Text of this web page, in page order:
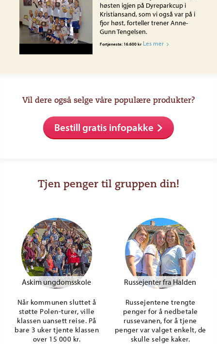
høsten igjen på Dyreparkcup i
Kristiansand, som vi også var på i
fjor høst, forteller trener Anne-
Gunn Tengelsen.
Fortjeneste: 16.600 kr Les mer
Vil dere også selge våre populære produkter?
Bestill gratis infopakke
Tjen penger til gruppen din!
Askim ungdomsskole
Når kommunen sluttet å
støtte Polen-turer, ville
klassen uansett reise. På
bare 3 uker tjente klassen
over 15 000 kr.
Russejenter fra Halden
Russejentene trengte
penger for å nedbetale
russevanen, for å tjene
penger var valget enkelt, de
skulle selge kaker.